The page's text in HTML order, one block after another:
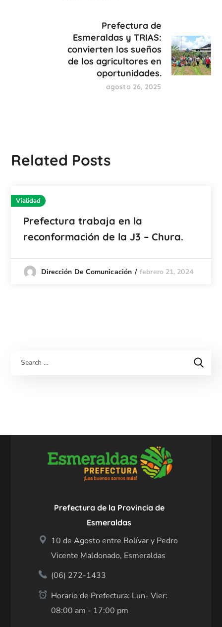
Prefectura de
Esmeraldas y TRIAS:
convierten los sueños
de los agricultores en
oportunidades.
agosto 26, 2025
Related Posts
Vialidad
Prefectura trabaja en la
reconformación de la J3 – Chura.
Dirección De Comunicación febrero 21, 2024
Prefectura de la Provincia de
Esmeraldas
10 de Agosto entre Bolívar y Pedro
Vicente Maldonado, Esmeraldas
(06) 272-1433
Horario de Prefectura: Lun- Vier:
08:00 am - 17:00 pm